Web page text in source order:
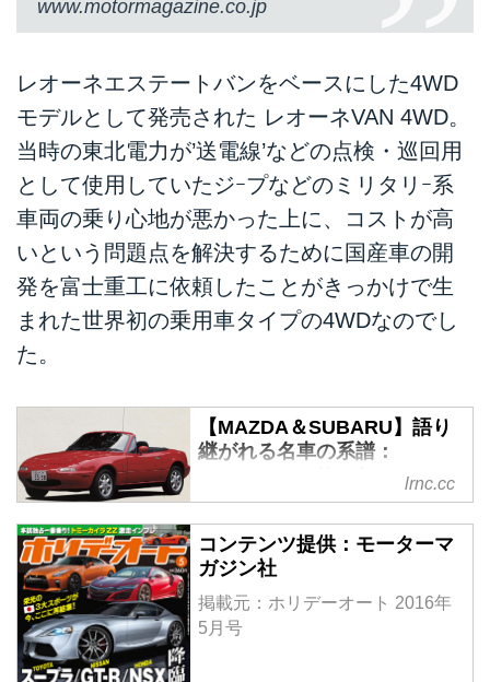
www.motormagazine.co.jp
レオーネエステートバンをベースにした4WD
モデルとして発売された レオーネVAN 4WD。
当時の東北電力が’送電線’などの点検・巡回用
として使用していたジｰプなどのミリタリｰ系
車両の乗り心地が悪かった上に、コストが高
いという問題点を解決するために国産車の開
発を富士重工に依頼したことがきっかけで生
まれた世界初の乗用車タイプの4WDなのでし
た。
【MAZDA＆SUBARU】語り
継がれる名車の系譜：
1989.07～ - LAWRENCE -
Motorcycle x Cars + α =
Your Life.
マツダとスバルは、他社とは一味
違ったユニークなクルマ作りで独
自の地位を築いてきた。ここでは
lrnc.cc
コンテンツ提供：モーターマ
ガジン社
掲載元：ホリデーオート 2016年
5月号